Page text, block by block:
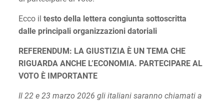
Ecco il testo della lettera congiunta sottoscritta
dalle principali organizzazioni datoriali
REFERENDUM: LA GIUSTIZIA È UN TEMA CHE
RIGUARDA ANCHE L’ECONOMIA. PARTECIPARE AL
VOTO È IMPORTANTE
Il 22 e 23 marzo 2026 gli italiani saranno chiamati a